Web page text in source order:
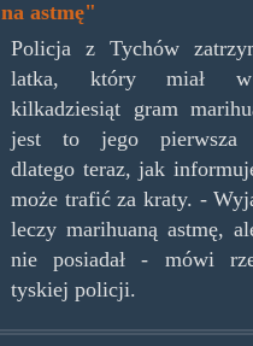
na astmę"
Policja z Tychów
latka, który miał
kilkadziesiąt gram
jest to jego pierwsza
dlatego teraz, jak
może trafić za kraty. -
leczy marihuaną astmę,
nie posiadał - mówi
tyskiej policji.